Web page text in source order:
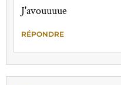
J'avouuuue
RÉPONDRE